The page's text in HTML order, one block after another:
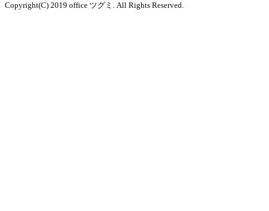
Copyright(C) 2019 office ツグミ. All Rights Reserved.